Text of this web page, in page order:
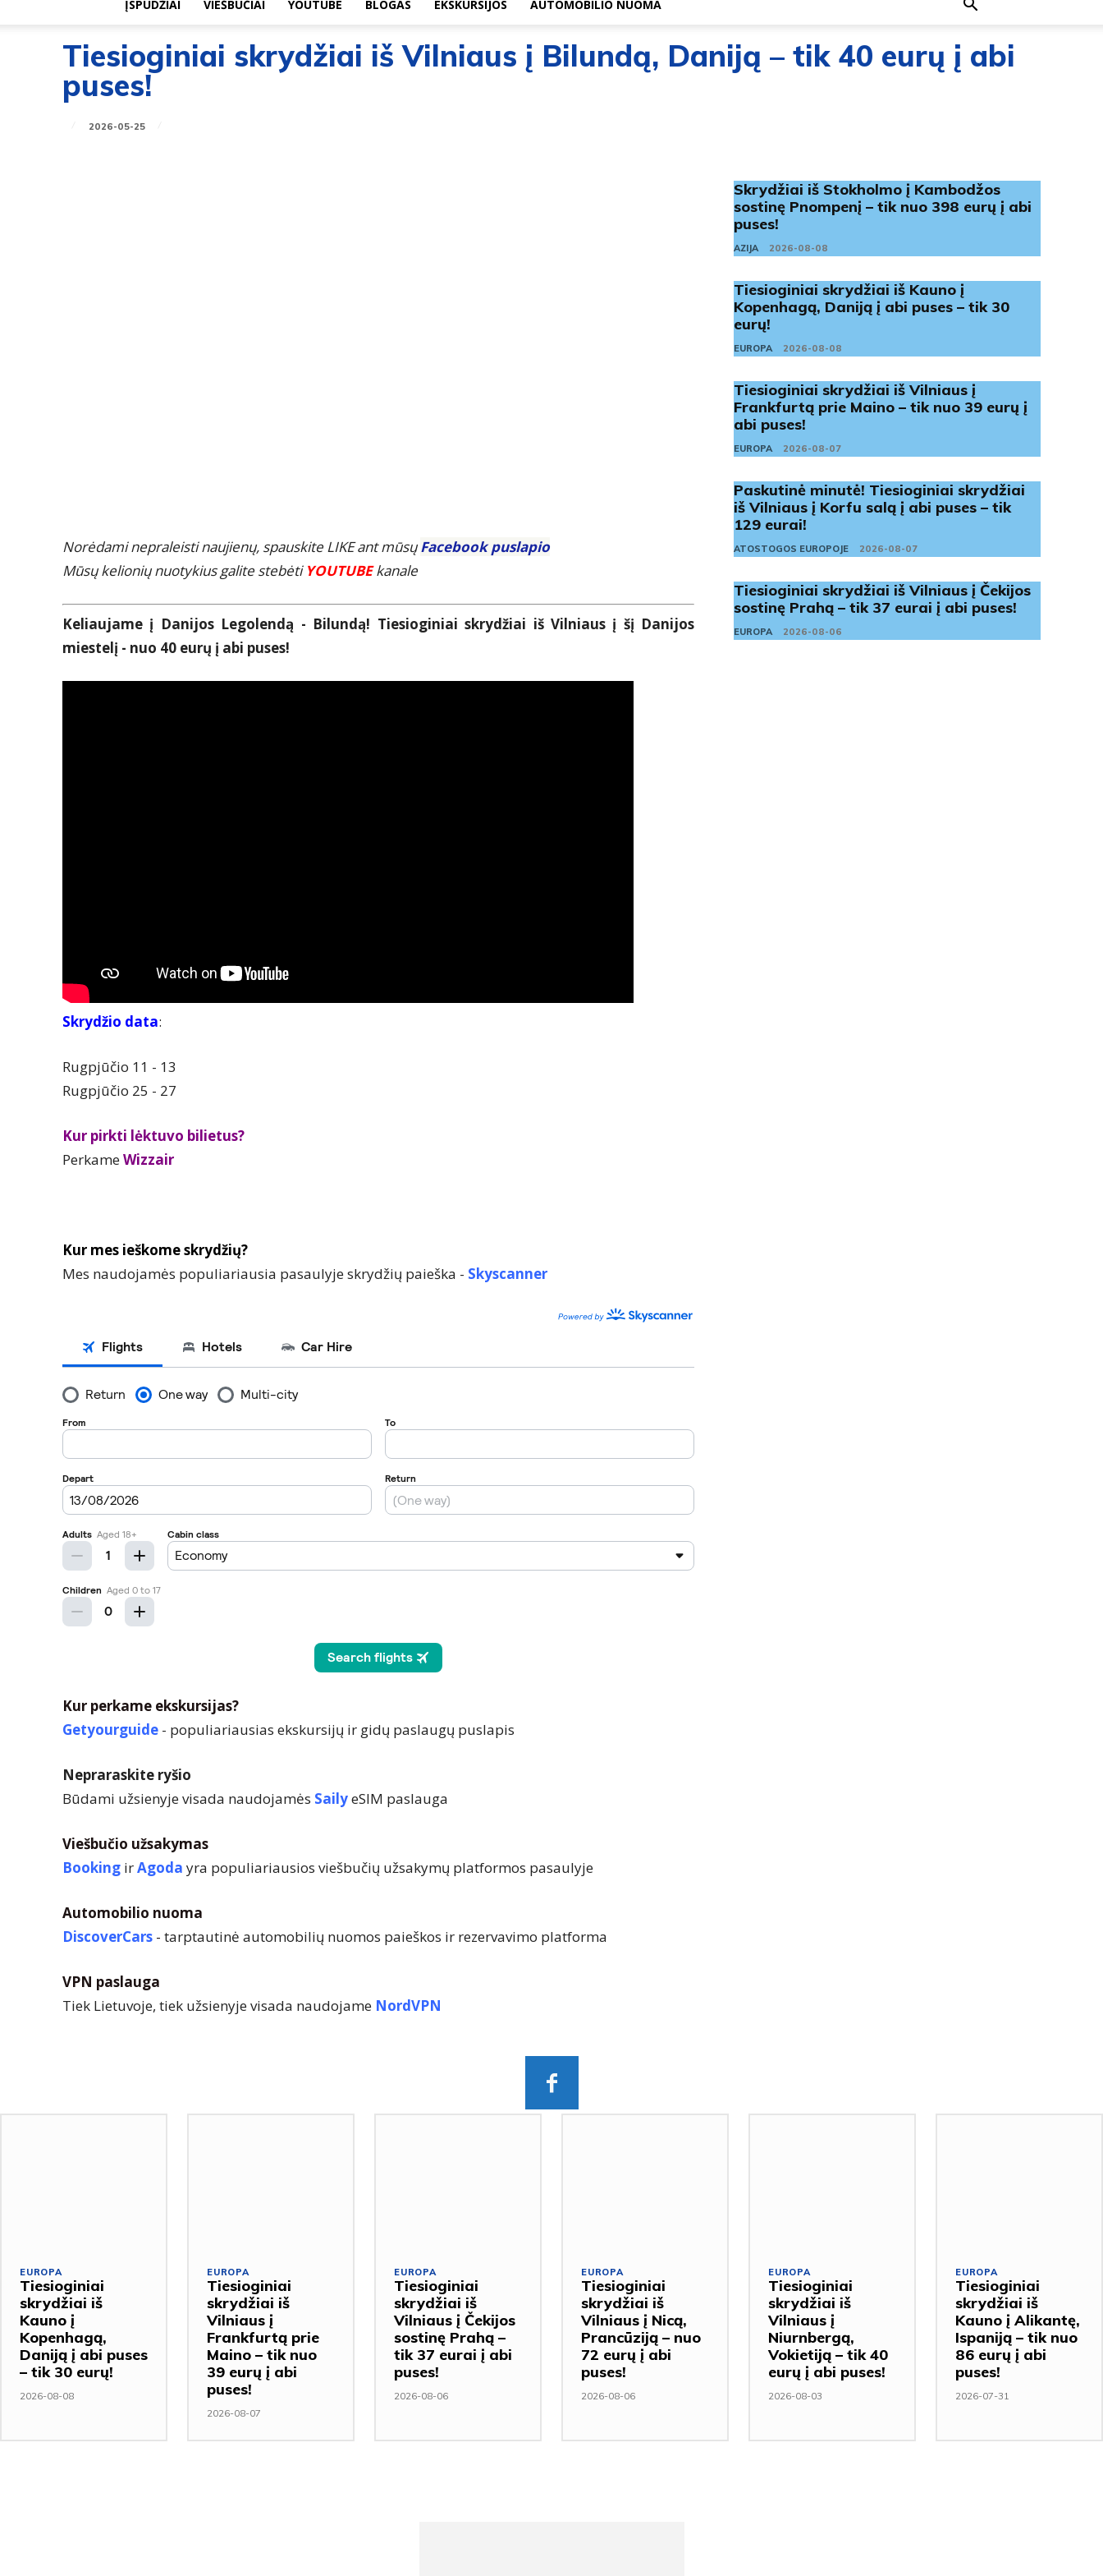
ĮSPŪDŽIAI VIEŠBUČIAI YOUTUBE BLOGAS EKSKURSIJOS AUTOMOBILIO NUOMA
Tiesioginiai skrydžiai iš Vilniaus į Bilundą, Daniją – tik 40 eurų į abi
puses!
2026-05-25
Norėdami nepraleisti naujienų, spauskite LIKE ant mūsų Facebook puslapio
Mūsų kelionių nuotykius galite stebėti YOUTUBEkanale
Keliaujame į Danijos Legolendą - Bilundą! Tiesioginiai skrydžiai iš Vilniaus į šį Danijos
miestelį - nuo 40 eurų į abi puses!
Skrydžio data:
Rugpjūčio 11 - 13
Rugpjūčio 25 - 27
Kur pirkti lėktuvo bilietus?
PerkameWizzair
Kur mes ieškome skrydžių?
Mes naudojamės populiariausia pasaulyje skrydžių paieška - Skyscanner
Kur perkame ekskursijas?
Getyourguide - populiariausias ekskursijų ir gidų paslaugų puslapis
Nepraraskite ryšio
Būdami užsienyje visada naudojamės SailyeSIM paslauga
Viešbučio užsakymas
Booking irAgoda yra populiariausios viešbučių užsakymų platformos pasaulyje
Automobilio nuoma
DiscoverCars - tarptautinė automobilių nuomos paieškos ir rezervavimo platforma
VPN paslauga
Tiek Lietuvoje, tiek užsienyje visada naudojame NordVPN
Skrydžiai iš Stokholmo į Kambodžos
sostinę Pnompenį – tik nuo 398 eurų į abi
puses!
AZIJA 2026-08-08
Tiesioginiai skrydžiai iš Kauno į
Kopenhagą, Daniją į abi puses – tik 30
eurų!
EUROPA 2026-08-08
Tiesioginiai skrydžiai iš Vilniaus į
Frankfurtą prie Maino – tik nuo 39 eurų į
abi puses!
EUROPA 2026-08-07
Paskutinė minutė! Tiesioginiai skrydžiai
iš Vilniaus į Korfu salą į abi puses – tik
129 eurai!
ATOSTOGOS EUROPOJE 2026-08-07
Tiesioginiai skrydžiai iš Vilniaus į Čekijos
sostinę Prahą – tik 37 eurai į abi puses!
EUROPA 2026-08-06
EUROPA
Tiesioginiai
skrydžiai iš
Kauno į
Kopenhagą,
Daniją į abi puses
– tik 30 eurų!
2026-08-08
EUROPA
Tiesioginiai
skrydžiai iš
Vilniaus į
Frankfurtą prie
Maino – tik nuo
39 eurų į abi
puses!
2026-08-07
EUROPA
Tiesioginiai
skrydžiai iš
Vilniaus į Čekijos
sostinę Prahą –
tik 37 eurai į abi
puses!
2026-08-06
EUROPA
Tiesioginiai
skrydžiai iš
Vilniaus į Nicą,
Prancūziją – nuo
72 eurų į abi
puses!
2026-08-06
EUROPA
Tiesioginiai
skrydžiai iš
Vilniaus į
Niurnbergą,
Vokietiją – tik 40
eurų į abi puses!
2026-08-03
EUROPA
Tiesioginiai
skrydžiai iš
Kauno į Alikantę,
Ispaniją – tik nuo
86 eurų į abi
puses!
2026-07-31